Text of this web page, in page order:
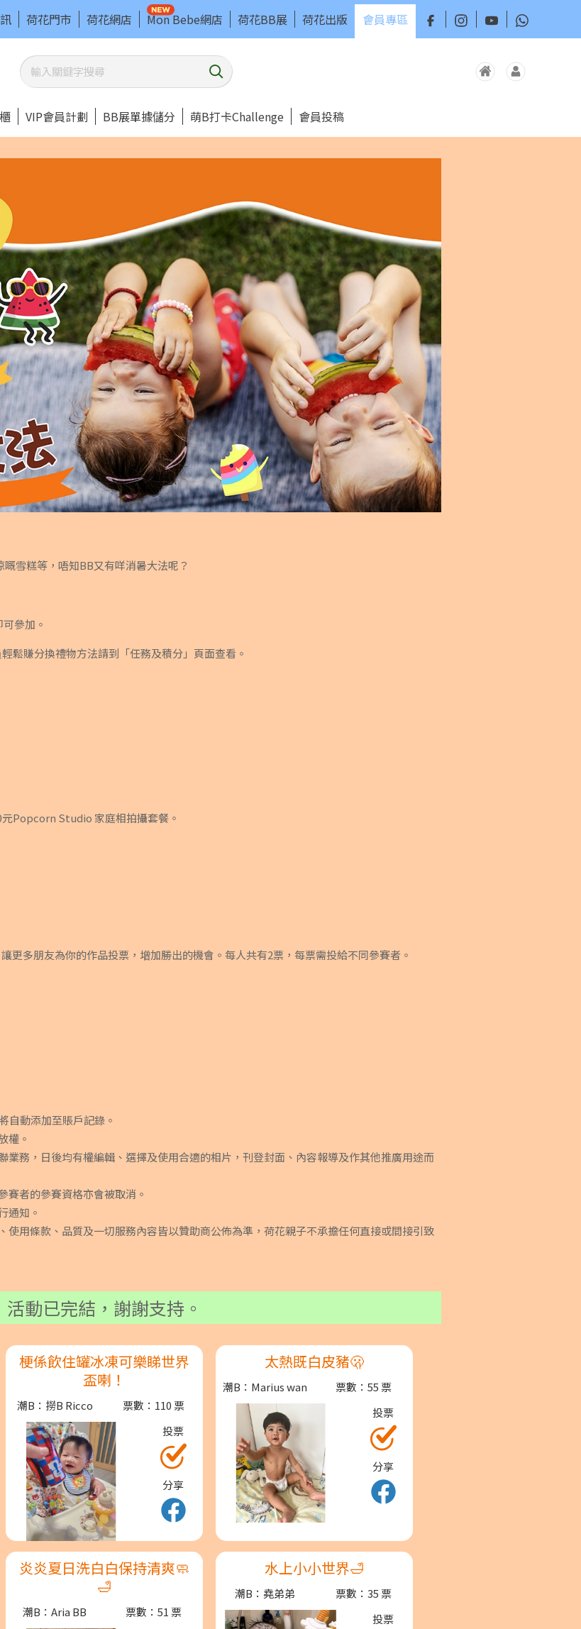
荷花門市 荷花網店 Mon Bebe網店 荷花BB展 荷花出版 會員專區
VIP會員計劃 BB展單據儲分 萌B打卡Challenge 會員投稿
雪糕等，唔知BB又有咩消暑大法呢？
參加。
鬆賺分換禮物方法請到「任務及積分」頁面查看。
Popcorn Studio 家庭相拍攝套餐。
更多朋友為你的作品投票，增加勝出的機會。每人共有2票，每票需投給不同參賽者。
自動添加至賬戶記錄。
權。
業務，日後均有權編輯、選擇及使用合適的相片，刊登封面、內容報導及作其他推廣用途而
賽者的參賽資格亦會被取消。
通知。
使用條款、品質及一切服務內容皆以贊助商公佈為準，荷花親子不承擔任何直接或間接引致
活動已完結，謝謝支持。
梗係飲住罐冰凍可樂睇世界
盃喇！
潮B：撈B Ricco
票數：110 票
投票
分享
太熱既白皮豬🫢
潮B：Marius wan
票數：55 票
投票
分享
炎炎夏日洗白白保持清爽🧼
🛁
潮B：Aria BB
票數：51 票
水上小小世界🛁
潮B：堯弟弟
票數：35 票
投票